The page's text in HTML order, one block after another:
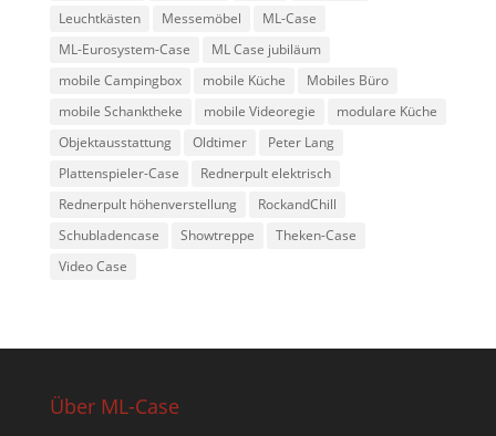
Leuchtkästen
Messemöbel
ML-Case
ML-Eurosystem-Case
ML Case jubiläum
mobile Campingbox
mobile Küche
Mobiles Büro
mobile Schanktheke
mobile Videoregie
modulare Küche
Objektausstattung
Oldtimer
Peter Lang
Plattenspieler-Case
Rednerpult elektrisch
Rednerpult höhenverstellung
RockandChill
Schubladencase
Showtreppe
Theken-Case
Video Case
Über ML-Case